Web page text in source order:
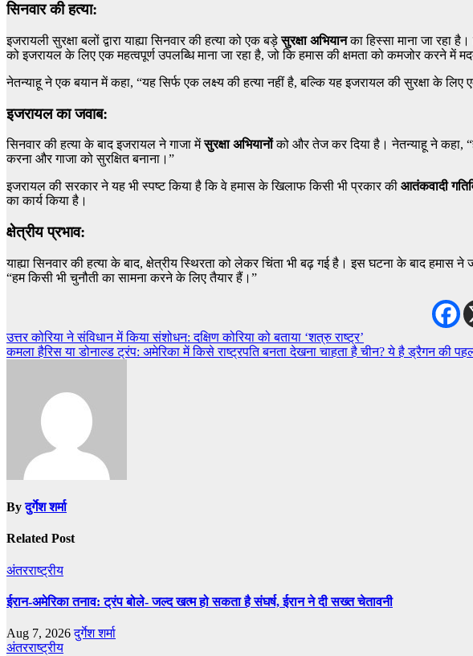
सिनवार की हत्या:
इजरायली सुरक्षा बलों द्वारा याह्या सिनवार की हत्या को एक बड़ेसुरक्षा अभियानका हिस्सा माना जा रहा
को इजरायल के लिए एक महत्वपूर्ण उपलब्धि माना जा रहा है, जो कि हमास की क्षमता को कमजोर करने में
नेतन्याहू ने एक बयान में कहा, “यह सिर्फ एक लक्ष्य की हत्‍या नहीं है, बल्कि यह इजरायल की सुरक्षा के
इजरायल का जवाब:
सिनवार की हत्या के बाद इजरायल ने गाजा मेंसुरक्षा अभियानोंको और तेज कर दिया है। नेतन्याहू ने कहा,
करना और गाजा को सुरक्षित बनाना।”
इजरायल की सरकार ने यह भी स्पष्ट किया है कि वे हमास के खिलाफ किसी भी प्रकार की आतंकवादी
का कार्य किया है।
क्षेत्रीय प्रभाव:
याह्या सिनवार की हत्या के बाद, क्षेत्रीय स्थिरता को लेकर चिंता भी बढ़ गई है। इस घटना के बाद
“हम किसी भी चुनौती का सामना करने के लिए तैयार हैं।”
Post
navigation
उत्तर कोरिया ने संविधान में किया संशोधन: दक्षिण कोरिया को बताया ‘शत्रु राष्ट्र’
कमला हैरिस या डोनाल्ड ट्रंप: अमेरिका में किसे राष्ट्रपति बनता देखना चाहता है चीन? ये है ड्रैगन की
Byदुर्गेश शर्मा
Related Post
अंतरराष्ट्रीय
ईरान-अमेरिका तनाव: ट्रंप बोले- जल्द खत्म हो सकता है संघर्ष, ईरान ने दी सख्त चेतावनी
Aug 7, 2026दुर्गेश शर्मा
अंतरराष्ट्रीय